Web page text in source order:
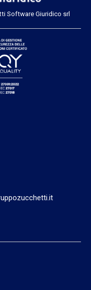
Software Giuridico srl